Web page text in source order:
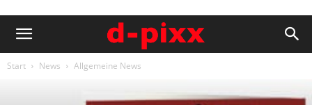
Start News Allgemeine News